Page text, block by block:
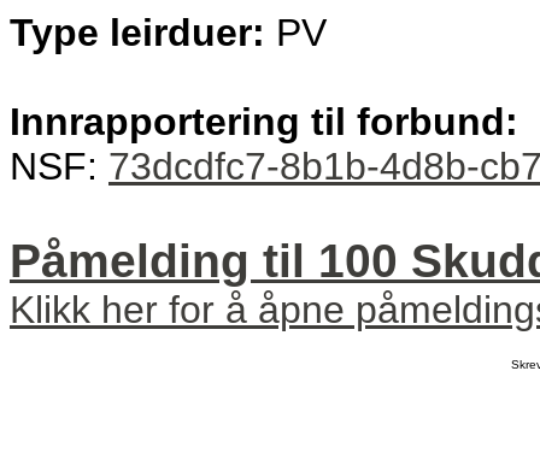
Type leirduer: PV
Innrapportering til forbund:
NSF: 73dcdfc7-8b1b-4d8b-
Påmelding til 100
Klikk her for å åpne